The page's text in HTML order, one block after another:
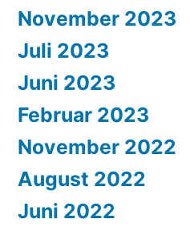
November 2023
Juli 2023
Juni 2023
Februar 2023
November 2022
August 2022
Juni 2022